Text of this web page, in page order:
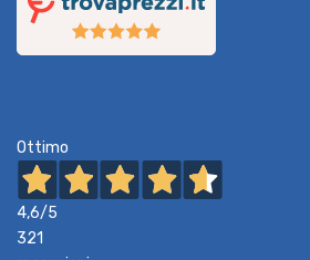
Ottimo
4,6/5
321